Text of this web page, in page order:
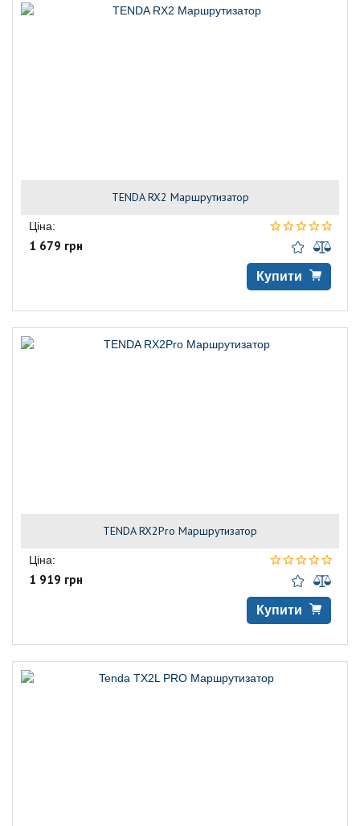
TENDA RX2 Маршрутизатор
Ціна:
1 679 грн
Купити
TENDA RX2Pro Маршрутизатор
Ціна:
1 919 грн
Купити